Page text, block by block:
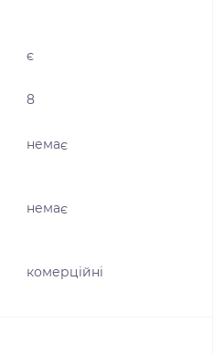
є
8
немає
немає
комерційні